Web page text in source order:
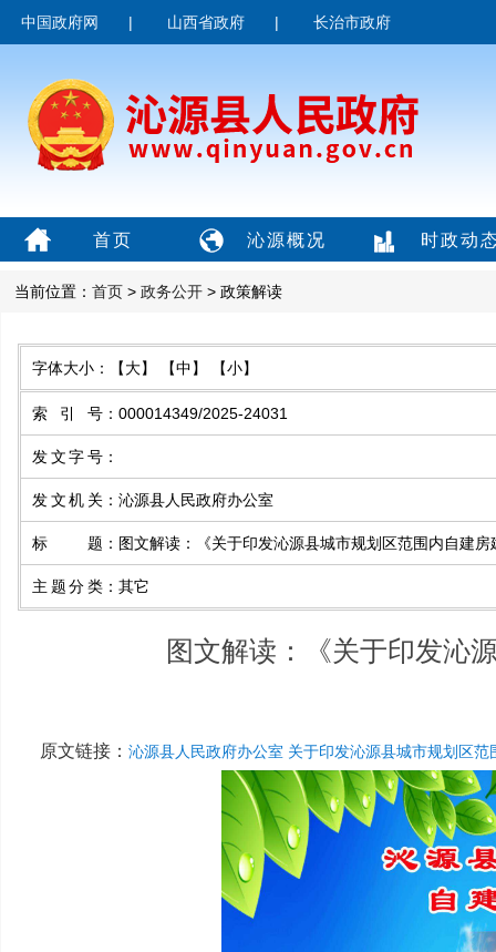
中国政府网 | 山西省政府 | 长治市政府
首页 沁源概况 时政动
当前位置： 首页 > 政务公开 > 政策解读
字体大小： 【大】 【中】 【小】
索引号 ： 000014349/2025-24031
发文字号 ：
发文机关 ： 沁源县人民政府办公室
标题 ： 图文解读：《关于印发沁源县城市规划区范围内自建
主题分类 ： 其它
图文解读：《关于印发沁
原文链接： 沁源县人民政府办公室 关于印发沁源县城市规划区